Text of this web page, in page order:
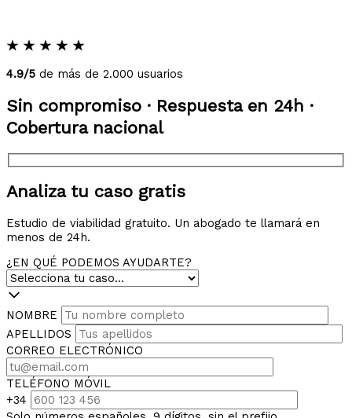
★ ★ ★ ★ ★
4.9/5 de más de 2.000 usuarios
Sin compromiso · Respuesta en 24h ·
Cobertura nacional
Analiza tu caso gratis
Estudio de viabilidad gratuito. Un abogado te llamará en
menos de 24h.
¿EN QUÉ PODEMOS AYUDARTE?
NOMBRE
APELLIDOS
CORREO ELECTRÓNICO
TELÉFONO MÓVIL
+34